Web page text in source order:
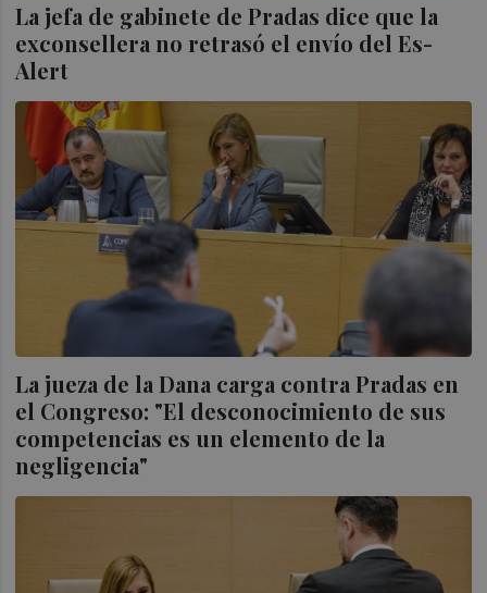
La jefa de gabinete de Pradas dice que la
exconsellera no retrasó el envío del Es-
Alert
La jueza de la Dana carga contra Pradas en
el Congreso: "El desconocimiento de sus
competencias es un elemento de la
negligencia"